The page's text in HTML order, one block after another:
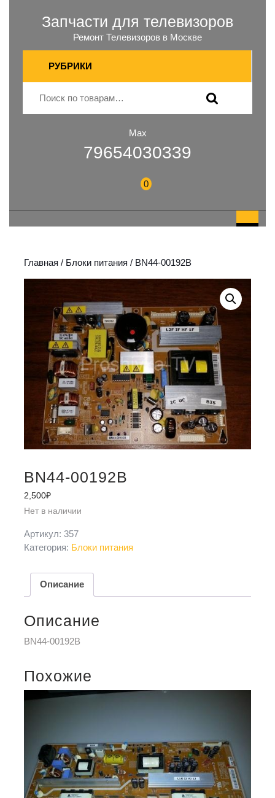
Запчасти для телевизоров
Ремонт Телевизоров в Москве
РУБРИКИ
Max
79654030339
0
Главная / Блоки питания / BN44-00192B
BN44-00192B
2,500₽
Нет в наличии
Артикул: 357
Категория: Блоки питания
Описание
Описание
BN44-00192B
Похожие